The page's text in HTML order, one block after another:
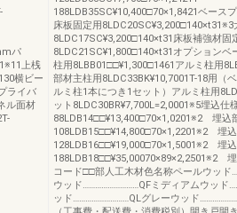
パ
上桟
横ビー
ライバ
ル面材
188LDB35SC¥10,400□70×1,8421ベース
床板固定用8LDC20SC¥3,200□140×t31※3
8LDC17SC¥3,200□140×t31床板補強材固
8LDC21SC¥1,800□140×t31オプションベ
柱用8LBB01□□¥1,300□1461アルミ柱用
部材主柱用8LDC33BK¥10,7001T-18用（
ルミ柱1本につき1セット）アルミ柱用
ット8LDC30BR¥7,700L=2,0001※5埋込仕
88LDB14□□¥13,400□70×1,0201※2 埋込
108LDB15□□¥14,800□70×1,2201※2 埋
128LDB16□□¥19,000□70×1,5001※2 埋
188LDB18□□¥35,00070×89×2,2501※2
コード□□部人工木材色名称ペールウッド
ウッド………………………QFミディアムウッド
ッド………………………QLグレーウッド